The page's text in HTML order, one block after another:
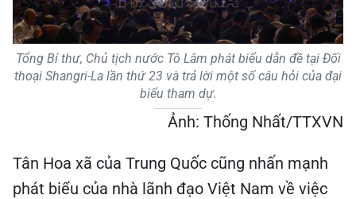
Tổng Bí thư, Chủ tịch nước Tô Lâm phát biểu dẫn đề tại Đối
thoại Shangri-La lần thứ 23 và trả lời một số câu hỏi của đại
biểu tham dự.
Ảnh: Thống Nhất/TTXVN
Tân Hoa xã của Trung Quốc cũng nhấn mạnh
phát biểu của nhà lãnh đạo Việt Nam về việc